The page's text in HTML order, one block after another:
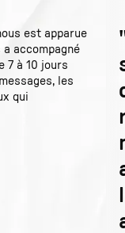
est apparue
accompagné
7 à 10 jours
les
qui